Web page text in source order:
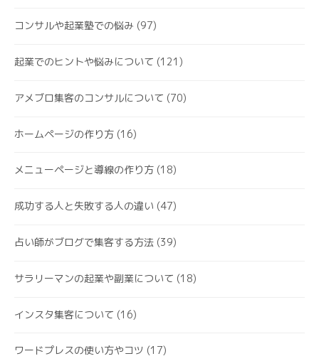
コンサルや起業塾での悩み (97)
起業でのヒントや悩みについて (121)
アメブロ集客のコンサルについて (70)
ホームページの作り方 (16)
メニューページと導線の作り方 (18)
成功する人と失敗する人の違い (47)
占い師がブログで集客する方法 (39)
サラリーマンの起業や副業について (18)
インスタ集客について (16)
ワードプレスの使い方やコツ (17)